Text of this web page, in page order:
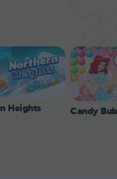
Heights Candy